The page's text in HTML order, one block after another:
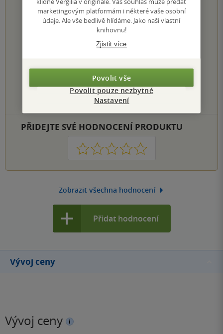
4 hvězdičky
0×
3 hvězdičky
0×
2 hvězdičky
0×
1 hvezdička
PŘIDEJTE SVÉ HODNOCENÍ PRODUKTU
1 2 3 4 5
Zobrazit všechna hodnocení
Přidat hodnocení
Vývoj ceny
Vývoj ceny
marketingovým platformám i některé vaše osobní
údaje. Ale vše bedlivě hlídáme. Jako naši vlastní
knihovnu!
Zjistit více
Povolit vše
Povolit pouze nezbytné
Nastavení